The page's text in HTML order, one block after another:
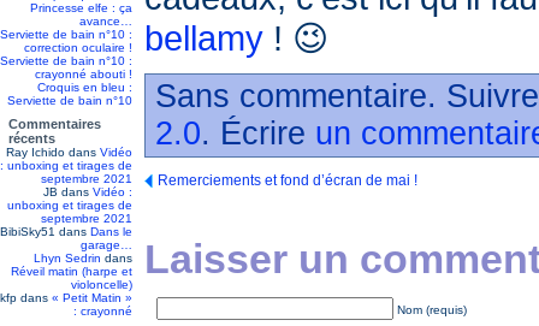
Princesse elfe : ça
avance…
Serviette de bain n°10 :
correction oculaire !
Serviette de bain n°10 :
crayonné abouti !
Croquis en bleu :
Serviette de bain n°10
Commentaires
récents
Ray Ichido dans Vidéo
: unboxing et tirages de
septembre 2021
JB dans Vidéo :
unboxing et tirages de
septembre 2021
BibiSky51 dans Dans le
garage…
Lhyn Sedrin dans
Réveil matin (harpe et
violoncelle)
kfp dans « Petit Matin »
: crayonné
bellamy ! 😉
Sans commentaire.
2.0. Écrire un
Remerciements et fond d’écran de mai !
Laisser un
Nom (requis)